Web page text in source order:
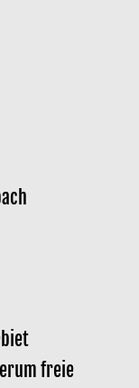
freie